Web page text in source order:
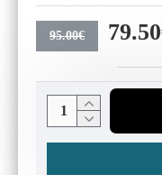
95.00€